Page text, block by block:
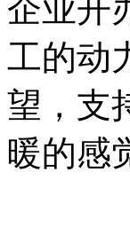
企业开
工的动
望，支
暖的感